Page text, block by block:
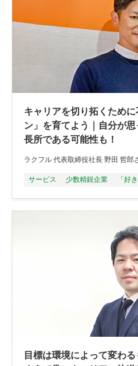
キャリアを切り拓くため
ン」を育てよう｜自分が
長所である可能性も！
ラクフル 代表取締役社長 野田 哲郎
サービス 少数精鋭企業 「好
目標は環境によって変わ